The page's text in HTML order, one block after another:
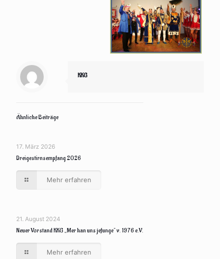
KKG
Ähnliche Beiträge
17. März 2026
Dreigestirnsempfang 2026
Mehr erfahren
21. August 2024
Neuer Vorstand KKG „Mer han uns jefunge“ v. 1976 e.V.
Mehr erfahren